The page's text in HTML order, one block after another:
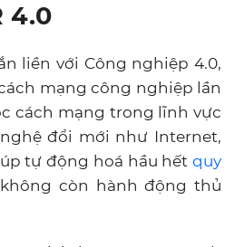
4.0
liền với Công nghiệp 4.0,
mạng công nghiệp lần
cách mạng trong lĩnh vực
đổi mới như Internet,
tự động hoá hầu hết quy
còn hành động thủ